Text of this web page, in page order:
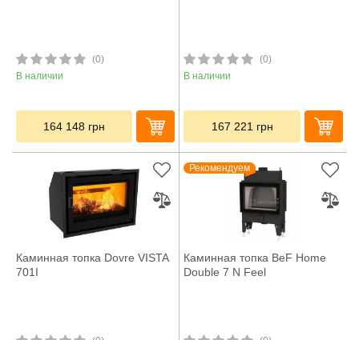
(0)
В наличии
164 148 грн
(0)
В наличии
167 221 грн
Каминная топка Dovre VISTA
701I
Рекомендуем
Каминная топка BeF Home
Double 7 N Feel